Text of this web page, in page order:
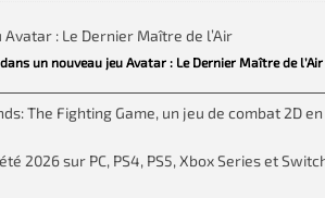
un nouveau jeu Avatar : Le Dernier Maître de l’Air
The Fighting Game, un jeu de combat 2D
2026 sur PC, PS4, PS5, Xbox Series et